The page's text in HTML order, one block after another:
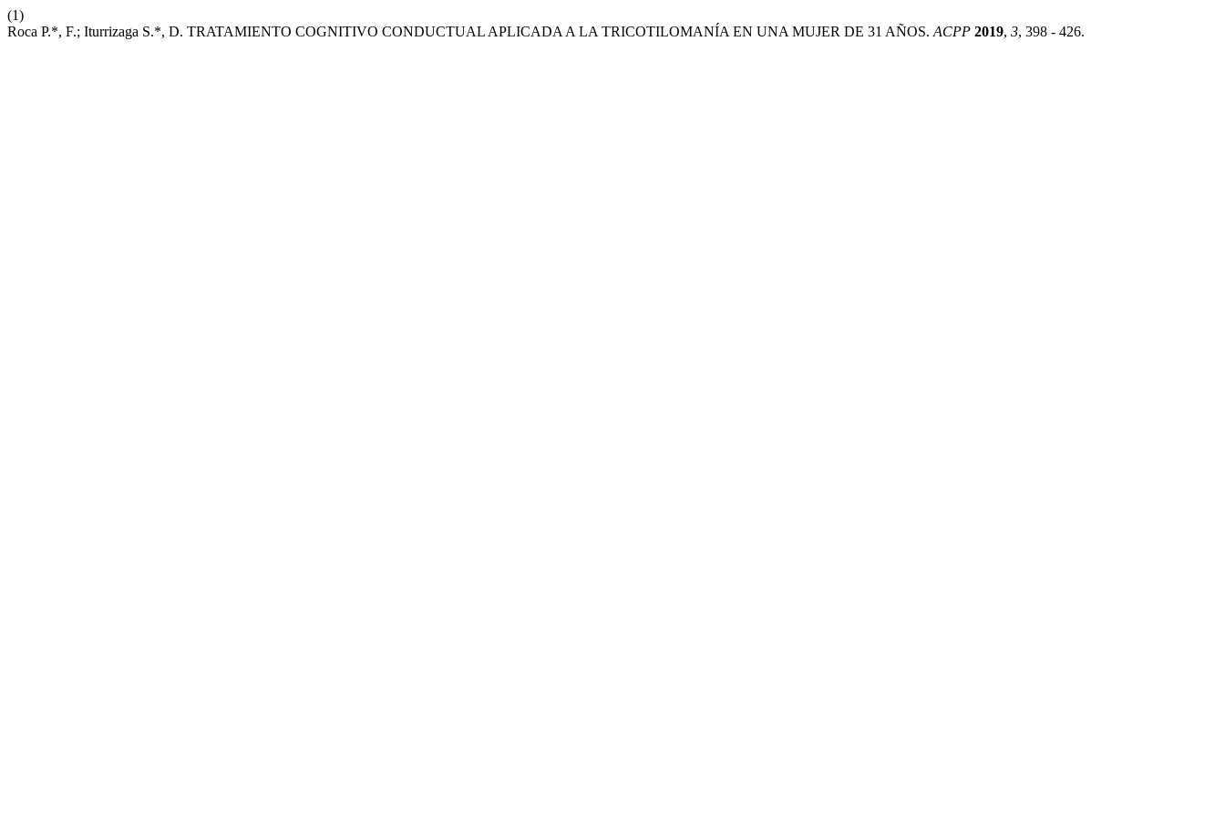
(1)
Roca P.*, F.; Iturrizaga S.*, D. TRATAMIENTO COGNITIVO CONDUCTUAL APLICADA A LA TRICOTILOMANÍA EN UNA MUJER DE 31 AÑOS. ACPP 2019, 3, 398 - 426.